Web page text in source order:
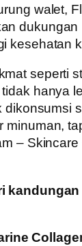
walet,
dukungan
kesehatan
seperti
hanya
dikonsumsi
minuman,
– Skincare